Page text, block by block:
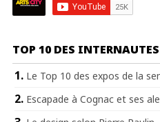
TOP 10 DES INTERNAUTES
Le Top 10 des expos de la
Escapade à Cognac et ses